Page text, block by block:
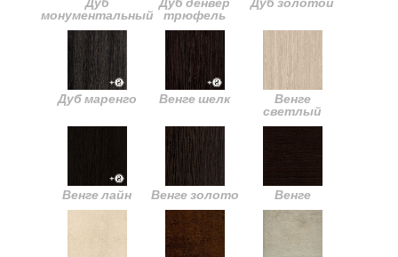
монументальный
трюфель
Дуб маренго Венге шелк
Венге
светлый
Венге лайн Венге золото Венге